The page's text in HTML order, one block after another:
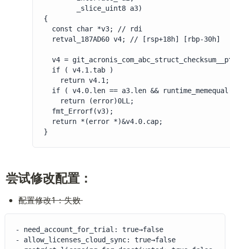
        _slice_uint8 a3)
{
  const char *v3; // rdi
  retval_187AD60 v4; // [rsp+18h] [rbp-30h]
v4 =
  if ( v4.1.tab )
    return v4.1;
if ( v4.0.len == a3.len &&
    return (error)0LL;
  fmt_Errorf(v3);
  return *(error *)&v4.0.cap;
}
尝试修改配置：
配置修改1：失败
- need_account_for_trial: true→false
- allow_licenses_cloud_sync: true→false